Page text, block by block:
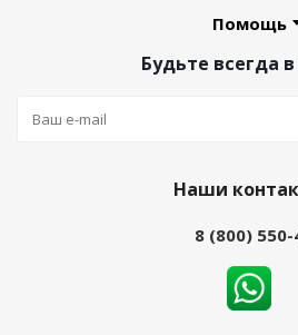
Помощь
Будьте всегда в
Наши
8 (800)